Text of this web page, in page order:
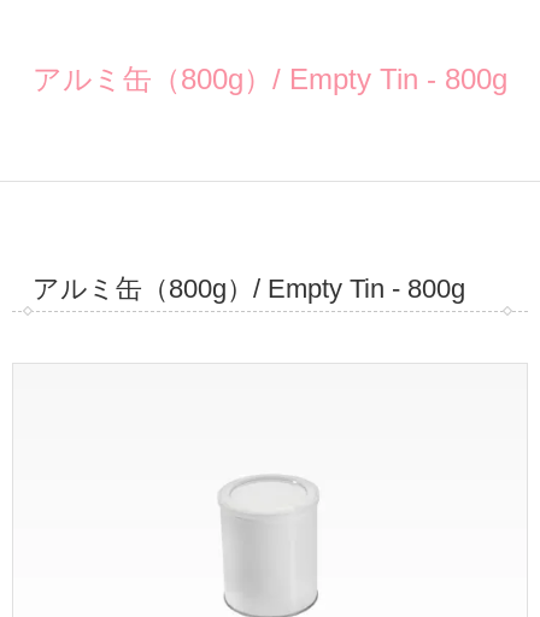
アルミ缶（800g）/ Empty Tin - 800g
アルミ缶（800g）/ Empty Tin - 800g